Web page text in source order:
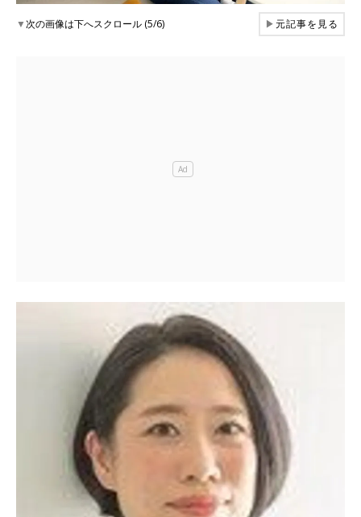
▼次の画像は下へスクロール (5/6) ▶元記事を見る